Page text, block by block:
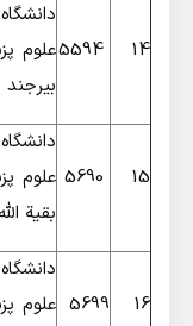
5594
دانشگاه
علوم پزشکی
بیرجند
4723
5690
دانشگاه
علوم پزشکی
بقیة الله
7229
5699
دانشگاه
علوم پزشکی3229